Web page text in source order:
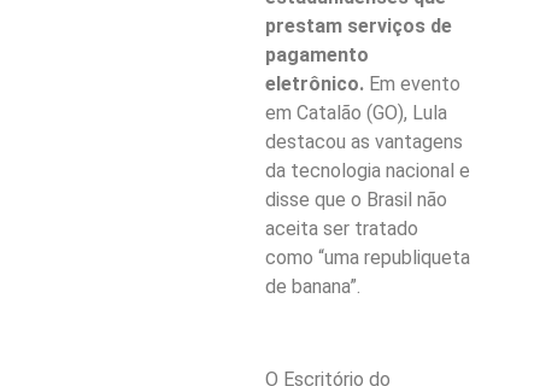
prestam serviços de
pagamento
eletrônico. Em evento
em Catalão (GO), Lula
destacou as vantagens
da tecnologia nacional e
disse que o Brasil não
aceita ser tratado
como “uma republiqueta
de banana”.
O Escritório do